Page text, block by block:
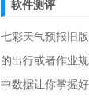
软件测评
七彩天气预报旧
的出行或者作业
中数据让你掌握